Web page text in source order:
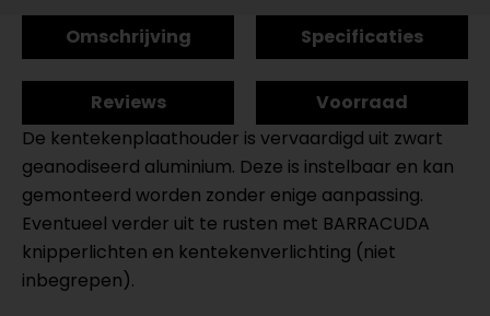
Omschrijving Specificaties
Reviews
Voorraad
De kentekenplaathouder is vervaardigd uit zwart
geanodiseerd aluminium. Deze is instelbaar en kan
gemonteerd worden zonder enige aanpassing.
Eventueel verder uit te rusten met BARRACUDA
knipperlichten en kentekenverlichting (niet
inbegrepen).